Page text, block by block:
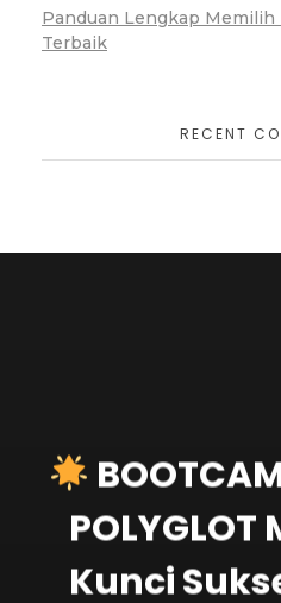
Panduan Lengkap
Terbaik
RECENT
POLYGLOT
Kunci